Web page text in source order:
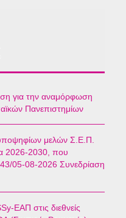
για την αναμόρφωση
Πανεπιστημίων
μελών Σ.Ε.Π.
2026-2030, που
05-08-2026 Συνεδρίαση
ΕΑΠ στις διεθνείς